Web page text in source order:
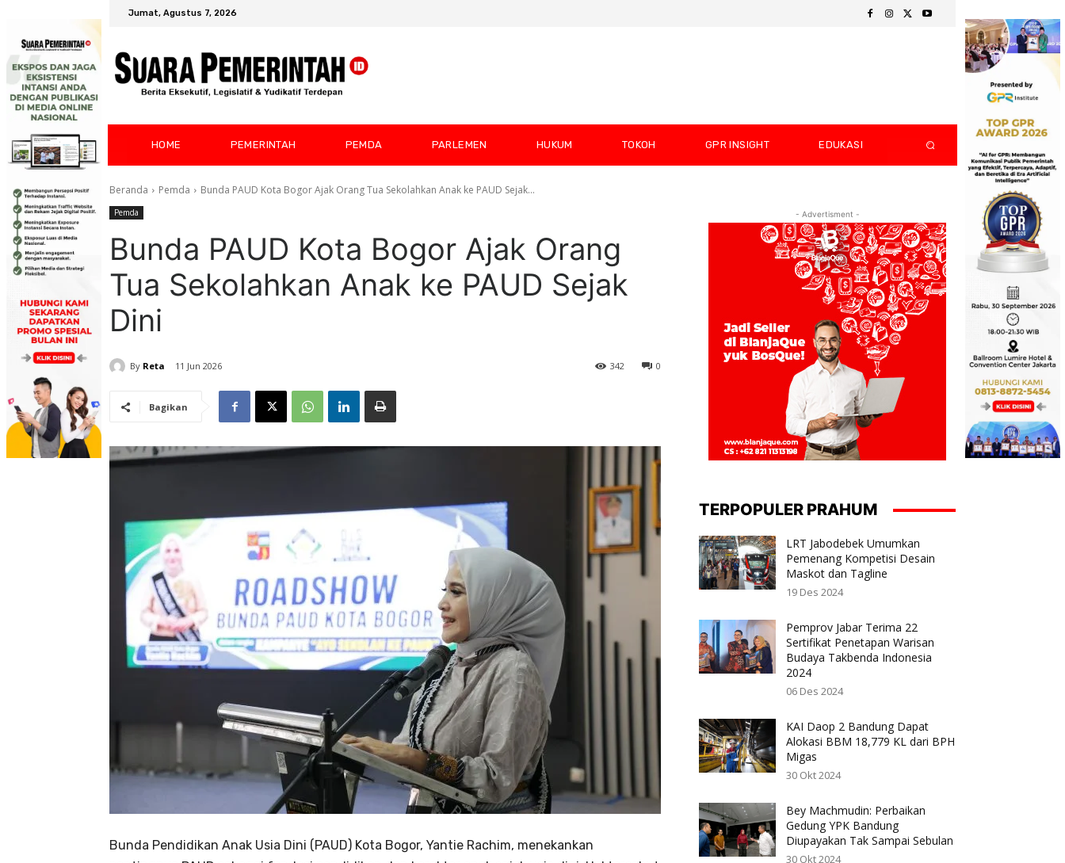
Jumat, Agustus 7, 2026
HOME PEMERINTAH PEMDA PARLEMEN HUKUM TOKOH GPR INSIGHT EDUKASI
Beranda Pemda Bunda PAUD Kota Bogor Ajak Orang Tua Sekolahkan Anak ke PAUD Sejak...
Pemda
Bunda PAUD Kota Bogor Ajak Orang
Tua Sekolahkan Anak ke PAUD Sejak
Dini
By Reta 11 Jun 2026 0
342
Bagikan
Bunda Pendidikan Anak Usia Dini (PAUD) Kota Bogor, Yantie Rachim, menekankan
- Advertisment -
TERPOPULER PRAHUM
LRT Jabodebek Umumkan
Pemenang Kompetisi Desain
Maskot dan Tagline
19 Des 2024
Pemprov Jabar Terima 22
Sertifikat Penetapan Warisan
Budaya Takbenda Indonesia
2024
06 Des 2024
KAI Daop 2 Bandung Dapat
Alokasi BBM 18,779 KL dari BPH
Migas
30 Okt 2024
Bey Machmudin: Perbaikan
Gedung YPK Bandung
Diupayakan Tak Sampai Sebulan
30 Okt 2024